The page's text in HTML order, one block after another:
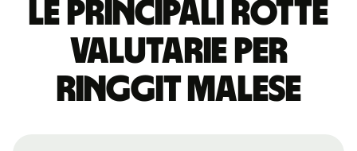
Le principali rotte
valutarie per
ringgit malese